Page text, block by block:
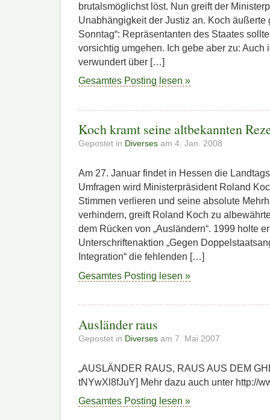
brutalsmöglichst löst. Nun greift der
Unabhängigkeit der Justiz an. Koch äußerte
Sonntag“: Repräsentanten des Staates
vorsichtig umgehen. Ich gebe aber zu: Auch
verwundert über […]
Gesamtes Posting lesen »
Koch kramt seine altbekannten
Gepostet in Diverses am 4. Jan. 2008
Am 27. Januar findet in Hessen die
Umfragen wird Ministerpräsident Roland
Stimmen verlieren und seine absolute
verhindern, greift Roland Koch zu
dem Rücken von „Ausländern“. 1999 holte
Unterschriftenaktion „Gegen
Integration“ die fehlenden […]
Gesamtes Posting lesen »
Ausländer raus
Gepostet in Diverses am 7. Mai 2007
„AUSLÄNDER RAUS, RAUS AUS DEM
tNYwXl8fJuY] Mehr dazu auch unter http://
Gesamtes Posting lesen »